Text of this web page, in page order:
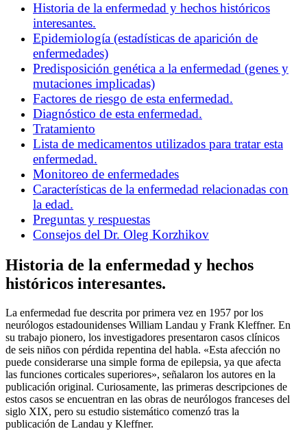
Historia de la enfermedad y hechos históricos
interesantes.
Epidemiología (estadísticas de aparición de
enfermedades)
Predisposición genética a la enfermedad (genes y
mutaciones implicadas)
Factores de riesgo de esta enfermedad.
Diagnóstico de esta enfermedad.
Tratamiento
Lista de medicamentos utilizados para tratar esta
enfermedad.
Monitoreo de enfermedades
Características de la enfermedad relacionadas con
la edad.
Preguntas y respuestas
Consejos del Dr. Oleg Korzhikov
Historia de la enfermedad y hechos
históricos interesantes.
La enfermedad fue descrita por primera vez en 1957 por los
neurólogos estadounidenses William Landau y Frank Kleffner. En
su trabajo pionero, los investigadores presentaron casos clínicos
de seis niños con pérdida repentina del habla. «Esta afección no
puede considerarse una simple forma de epilepsia, ya que afecta
las funciones corticales superiores», señalaron los autores en la
publicación original. Curiosamente, las primeras descripciones de
estos casos se encuentran en las obras de neurólogos franceses del
siglo XIX, pero su estudio sistemático comenzó tras la
publicación de Landau y Kleffner.